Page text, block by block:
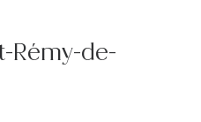
Rémy-de-